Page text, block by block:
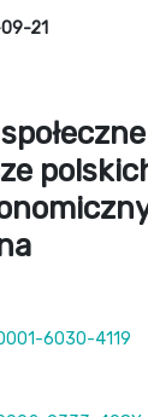
09-21
6030-4119